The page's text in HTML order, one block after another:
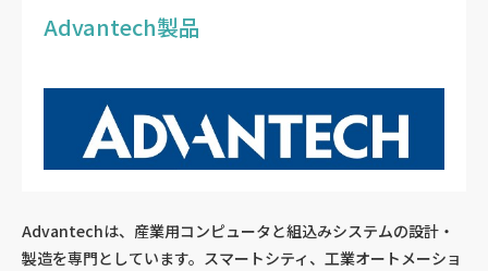
Advantech製品
Advantechは、産業用コンピュータと組込みシステムの設計・
製造を専門としています。スマートシティ、工業オートメーショ